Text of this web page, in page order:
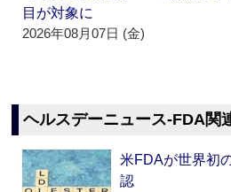
目が対象に
2026年08月07日 (金)
ヘルスデーニュース‐FDA関
米FDAが世界初
認